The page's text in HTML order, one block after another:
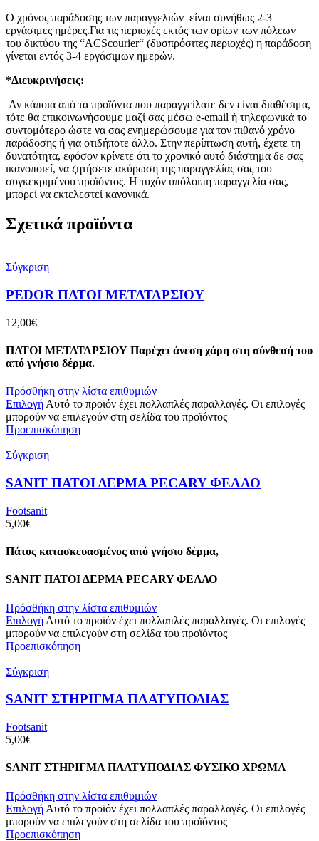
Ο χρόνος παράδοσης των παραγγελιών είναι συνήθως 2-3
εργάσιμες ημέρες.Για τις περιοχές εκτός των ορίων των πόλεων
του δικτύου της “ACScourier“ (δυσπρόσιτες περιοχές) η παράδοση
γίνεται εντός 3-4 εργάσιμων ημερών.
*Διευκρινήσεις:
Αν κάποια από τα προϊόντα που παραγγείλατε δεν είναι διαθέσιμα,
τότε θα επικοινωνήσουμε μαζί σας μέσω e-email ή τηλεφωνικά το
συντομότερο ώστε να σας ενημερώσουμε για τον πιθανό χρόνο
παράδοσης ή για οτιδήποτε άλλο. Στην περίπτωση αυτή, έχετε τη
δυνατότητα, εφόσον κρίνετε ότι το χρονικό αυτό διάστημα δε σας
ικανοποιεί, να ζητήσετε ακύρωση της παραγγελίας σας του
συγκεκριμένου προϊόντος. Η τυχόν υπόλοιπη παραγγελία σας,
μπορεί να εκτελεστεί κανονικά.
Σχετικά προϊόντα
Σύγκριση
PEDOR ΠΑΤΟΙ ΜΕΤΑΤΑΡΣΙΟΥ
12,00€
ΠΑΤΟΙ ΜΕΤΑΤΑΡΣΙΟΥ Παρέχει άνεση χάρη στη σύνθεσή του
από γνήσιο δέρμα.
Πρόσθήκη στην λίστα επιθυμιών
Επιλογή Αυτό το προϊόν έχει πολλαπλές παραλλαγές. Οι επιλογές
μπορούν να επιλεγούν στη σελίδα του προϊόντος
Προεπισκόπηση
Σύγκριση
SANIT ΠΑΤΟΙ ΔΕΡΜΑ PECARY ΦΕΛΛΟ
Footsanit
5,00€
Πάτος κατασκευασμένος από γνήσιο δέρμα,
SANIT ΠΑΤΟΙ ΔΕΡΜΑ PECARY ΦΕΛΛΟ
Πρόσθήκη στην λίστα επιθυμιών
Επιλογή Αυτό το προϊόν έχει πολλαπλές παραλλαγές. Οι επιλογές
μπορούν να επιλεγούν στη σελίδα του προϊόντος
Προεπισκόπηση
Σύγκριση
SANIT ΣΤΗΡΙΓΜΑ ΠΛΑΤΥΠΟΔΙΑΣ
Footsanit
5,00€
SANIT ΣΤΗΡΙΓΜΑ ΠΛΑΤΥΠΟΔΙΑΣ ΦΥΣΙΚΟ ΧΡΩΜΑ
Πρόσθήκη στην λίστα επιθυμιών
Επιλογή Αυτό το προϊόν έχει πολλαπλές παραλλαγές. Οι επιλογές
μπορούν να επιλεγούν στη σελίδα του προϊόντος
Προεπισκόπηση